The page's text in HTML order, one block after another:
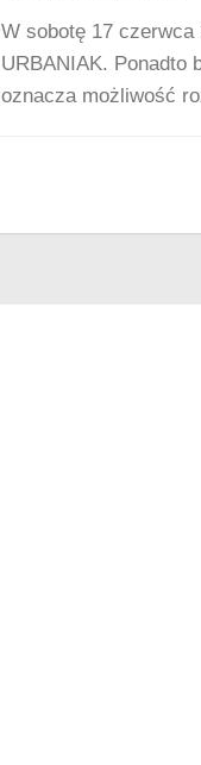
W sobotę 17 czerwca
URBANIAK. Ponadto
oznacza możliwość